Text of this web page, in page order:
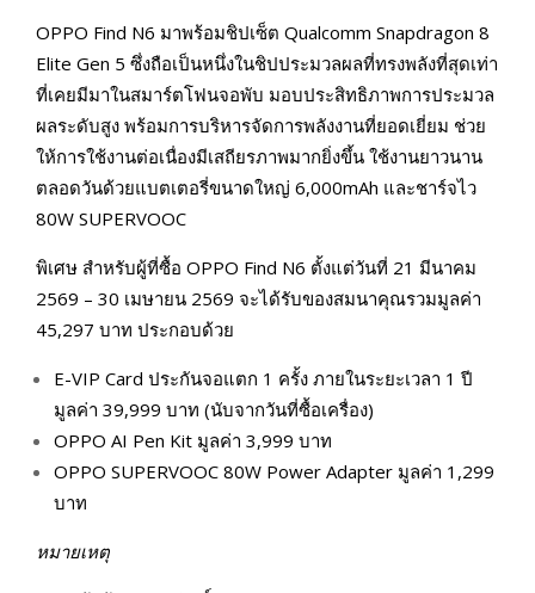
OPPO Find N6 มาพร้อมชิปเซ็ต Qualcomm Snapdragon 8
Elite Gen 5 ซึ่งถือเป็นหนึ่งในชิปประมวลผลที่ทรงพลังที่สุดเท่า
ที่เคยมีมาในสมาร์ตโฟนจอพับ มอบประสิทธิภาพการประมวล
ผลระดับสูง พร้อมการบริหารจัดการพลังงานที่ยอดเยี่ยม ช่วย
ให้การใช้งานต่อเนื่องมีเสถียรภาพมากยิ่งขึ้น ใช้งานยาวนาน
ตลอดวันด้วยแบตเตอรี่ขนาดใหญ่ 6,000mAh และชาร์จไว
80W SUPERVOOC
พิเศษ สำหรับผู้ที่ซื้อ OPPO Find N6 ตั้งแต่วันที่ 21 มีนาคม
2569 – 30 เมษายน 2569 จะได้รับของสมนาคุณรวมมูลค่า
45,297 บาท ประกอบด้วย
E-VIP Card ประกันจอแตก 1 ครั้ง ภายในระยะเวลา 1 ปี
มูลค่า 39,999 บาท (นับจากวันที่ซื้อเครื่อง)
OPPO AI Pen Kit มูลค่า 3,999 บาท
OPPO SUPERVOOC 80W Power Adapter มูลค่า 1,299
บาท
หมายเหตุ